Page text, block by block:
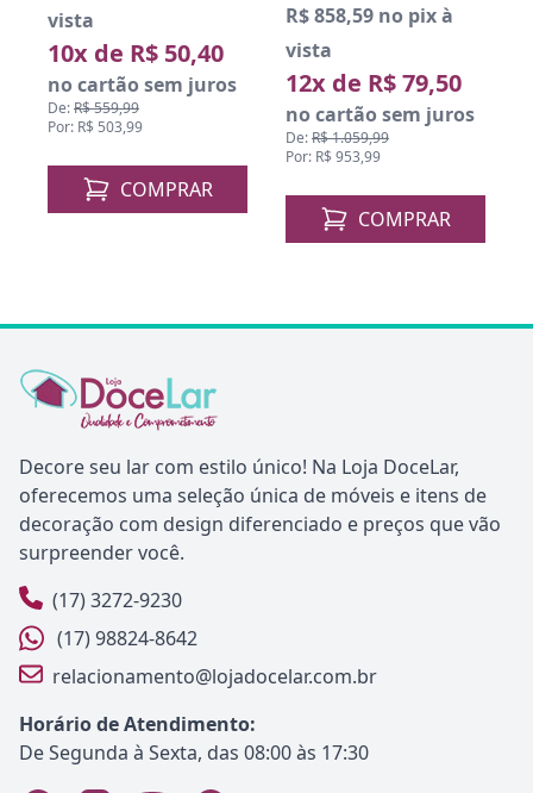
vista
10x de R$ 50,40
no cartão sem juros
De:R$ 559,99
Por: R$ 503,99
COMPRAR
R$ 858,59 no pix à
vista
12x de R$ 79,50
no cartão sem juros
De:R$ 1.059,99
Por: R$ 953,99
COMPRAR
Decore seu lar com estilo único! Na Loja DoceLar,
oferecemos uma seleção única de móveis e itens de
decoração com design diferenciado e preços que vão
surpreender você.
(17) 3272-9230
(17) 98824-8642
relacionamento@lojadocelar.com.br
Horário de Atendimento:
De Segunda à Sexta, das 08:00 às 17:30